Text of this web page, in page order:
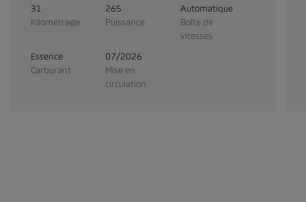
31
Kilométrage
265
Puissance
Automatique
Boîte de
vitesses
Essence
Carburant
07/2026
Mise en
circulation